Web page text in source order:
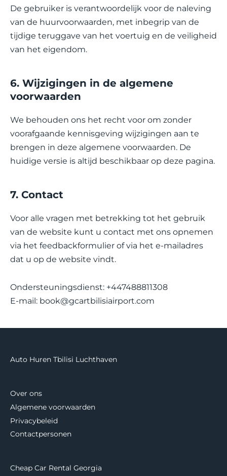
De gebruiker is verantwoordelijk voor de naleving
van de huurvoorwaarden, met inbegrip van de
tijdige teruggave van het voertuig en de veiligheid
van het eigendom.
6. Wijzigingen in de algemene
voorwaarden
We behouden ons het recht voor om zonder
voorafgaande kennisgeving wijzigingen aan te
brengen in deze algemene voorwaarden. De
huidige versie is altijd beschikbaar op deze pagina.
7. Contact
Voor alle vragen met betrekking tot het gebruik
van de website kunt u contact met ons opnemen
via het feedbackformulier of via het e-mailadres
dat u op de website vindt.
Ondersteuningsdienst: +447488811308
E-mail: book@gcartbilisiairport.com
Auto Huren Tbilisi Luchthaven
Over ons
Algemene voorwaarden
Privacybeleid
Contactpersonen
Cheap Car Rental Georgia